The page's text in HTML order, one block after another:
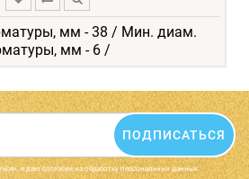
мм - 38 / Мин. диам.
мм - 6 /
ПОДПИСАТЬСЯ
я даю cогласие на обработку персональных данных.